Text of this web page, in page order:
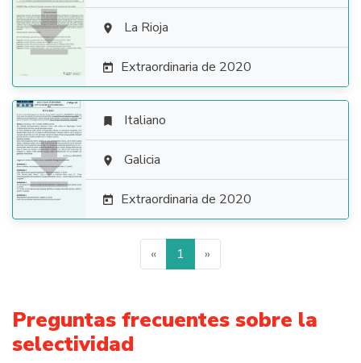
  La Rioja
 Extraordinaria de 2020

 Italiano
 Galicia
 Extraordinaria de 2020
« 1 »
Preguntas frecuentes sobre la
selectividad